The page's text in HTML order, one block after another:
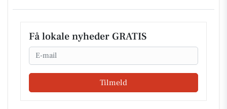
Få lokale nyheder GRATIS
Email
Tilmeld